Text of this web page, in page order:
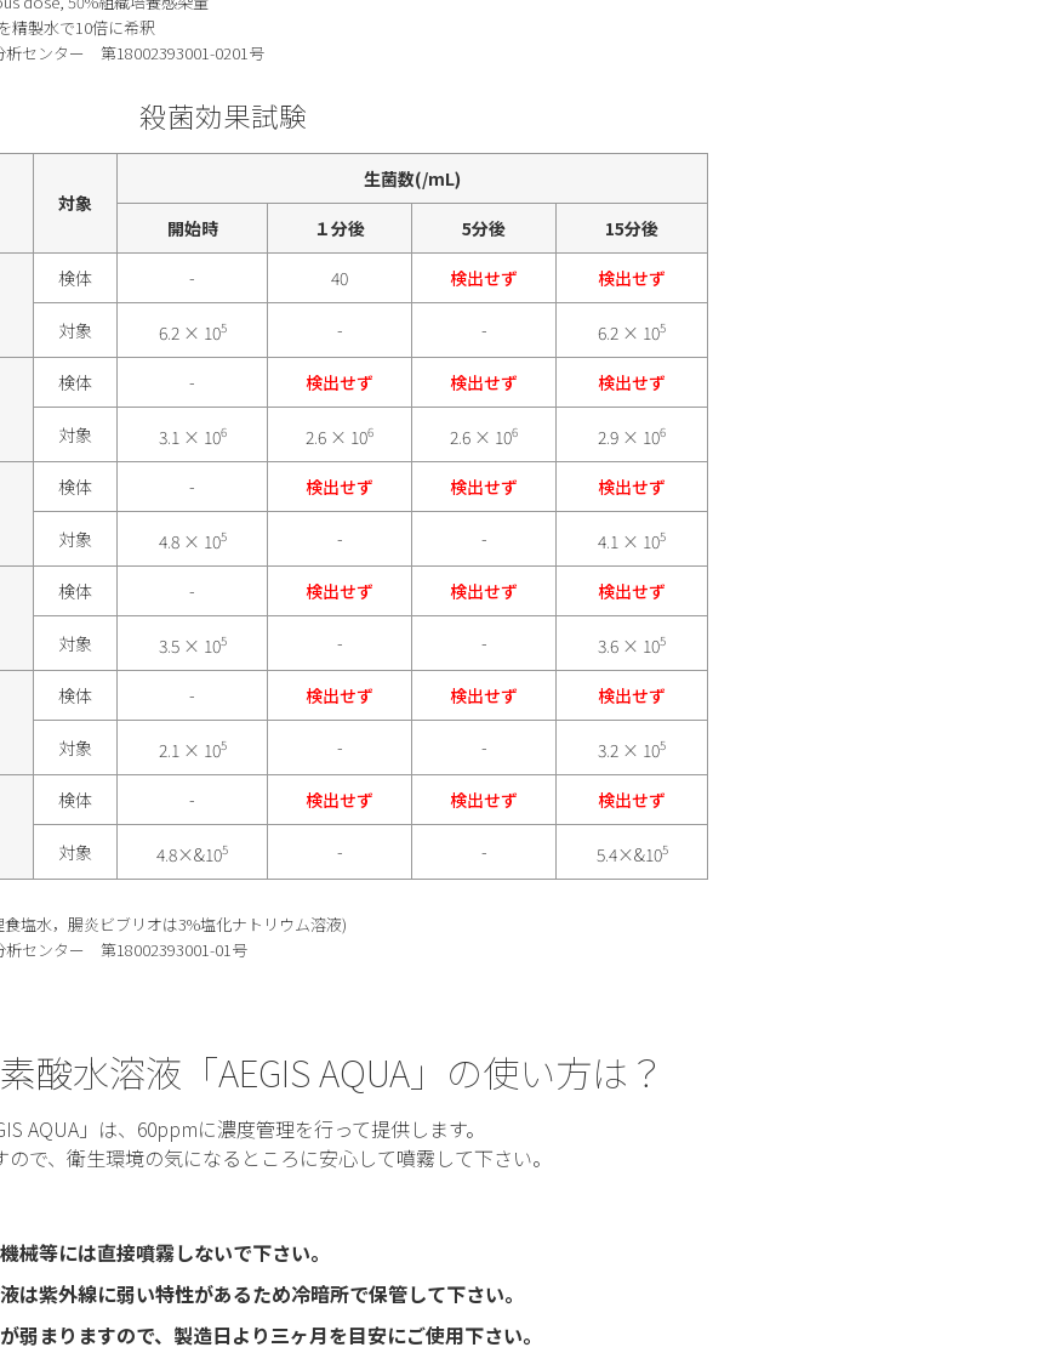
精製水で10倍に希釈
センター 第18002393001-0201号
殺菌効果試験
対象
生菌数(/mL)
開始時 １分後 5分後 15分後
検体 - 40 検出せず 検出せず
対象 6.2 × 105 - - 6.2 × 105
検体 - 検出せず 検出せず 検出せず
対象 3.1 × 106 2.6 × 106 2.6 × 106 2.9 × 106
検体 - 検出せず 検出せず 検出せず
対象 4.8 × 105 - - 4.1 × 105
検体 - 検出せず 検出せず 検出せず
対象 3.5 × 105 - - 3.6 × 105
検体 - 検出せず 検出せず 検出せず
対象 2.1 × 105 - - 3.2 × 105
検体 - 検出せず 検出せず 検出せず
対象 4.8×&105 - - 5.4×&105
塩水，腸炎ビブリオは3%塩化ナトリウム溶液)
センター 第18002393001-01号
酸水溶液「AEGIS AQUA」の使い方は？
AQUA」は、60ppmに濃度管理を行って提供します。
で、衛生環境の気になるところに安心して噴霧して下さい。
械等には直接噴霧しないで下さい。
は紫外線に弱い特性があるため冷暗所で保管して下さい。
弱まりますので、製造日より三ヶ月を目安にご使用下さい。